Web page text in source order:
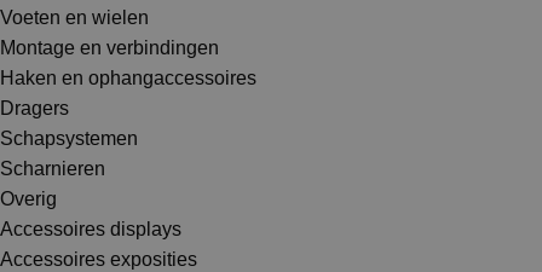
Voeten en wielen
Montage en verbindingen
Haken en ophangaccessoires
Dragers
Schapsystemen
Scharnieren
Overig
Accessoires displays
Accessoires exposities